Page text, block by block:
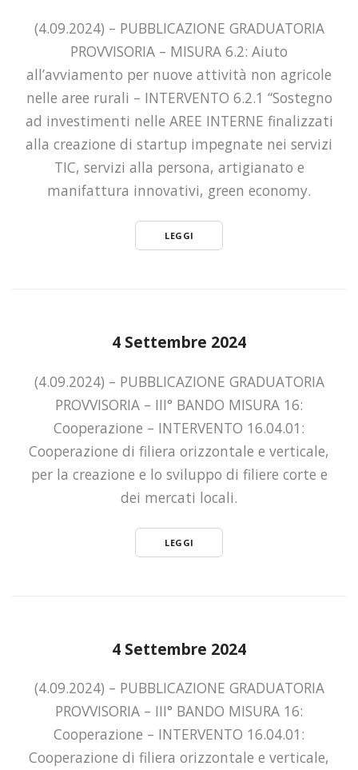
(4.09.2024) – PUBBLICAZIONE GRADUATORIA
PROVVISORIA – MISURA 6.2: Aiuto
all’avviamento per nuove attività non agricole
nelle aree rurali – INTERVENTO 6.2.1 “Sostegno
ad investimenti nelle AREE INTERNE finalizzati
alla creazione di startup impegnate nei servizi
TIC, servizi alla persona, artigianato e
manifattura innovativi, green economy.
LEGGI
4 Settembre 2024
(4.09.2024) – PUBBLICAZIONE GRADUATORIA
PROVVISORIA – III° BANDO MISURA 16:
Cooperazione – INTERVENTO 16.04.01:
Cooperazione di filiera orizzontale e verticale,
per la creazione e lo sviluppo di filiere corte e
dei mercati locali.
LEGGI
4 Settembre 2024
(4.09.2024) – PUBBLICAZIONE GRADUATORIA
PROVVISORIA – III° BANDO MISURA 16:
Cooperazione – INTERVENTO 16.04.01:
Cooperazione di filiera orizzontale e verticale,